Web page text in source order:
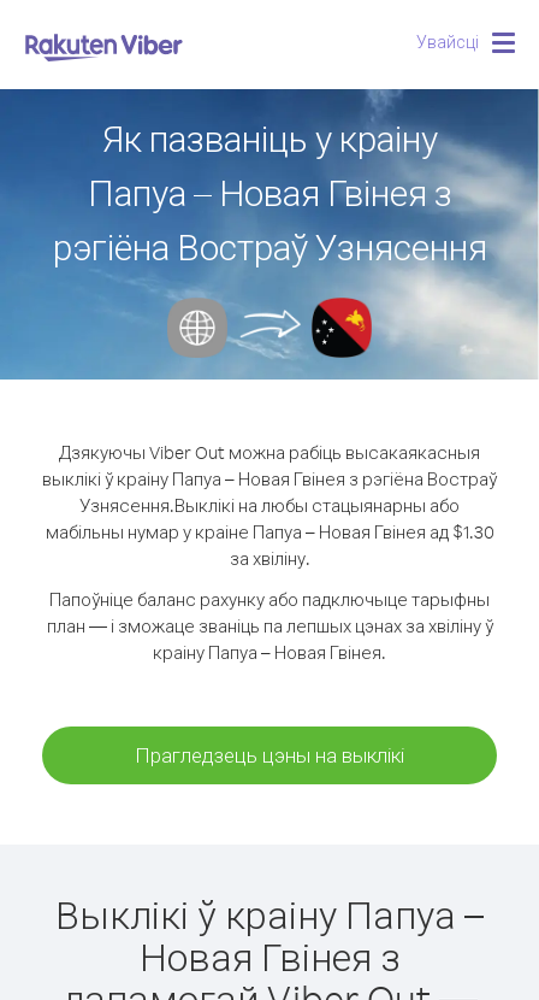
Увайсці
Як пазваніць у краіну
Папуа – Новая Гвінея з
рэгіёна Востраў Узнясення
Дзякуючы Viber Out можна рабіць высакаякасныя
выклікі ў краіну Папуа – Новая Гвінея з рэгіёна Востраў
Узнясення.Выклікі на любы стацыянарны або
мабільны нумар у краіне Папуа – Новая Гвінея ад $1.30
за хвіліну.
Папоўніце баланс рахунку або падключыце тарыфны
план — і зможаце званіць па лепшых цэнах за хвіліну ў
краіну Папуа – Новая Гвінея.
Прагледзець цэны на выклікі
Выклікі ў краіну Папуа –
Новая Гвінея з